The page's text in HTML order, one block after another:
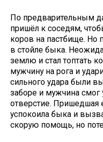
По предварительным
пришёл к соседям,
коров на пастбище. Но
в стойле быка.
землю и стал топтать
мужчину на рога и
сильного удара были
заборе и мужчина смог
отверстие. Пришедшая
успокоила быка и
скорую помощь, но